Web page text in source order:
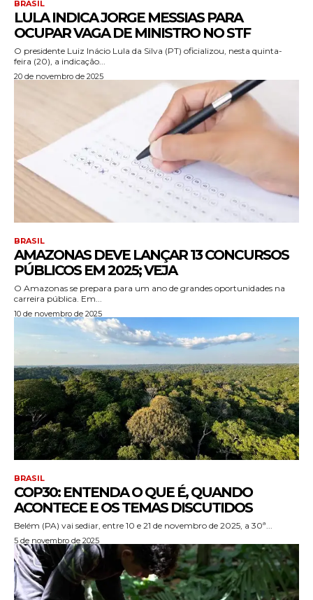
BRASIL
LULA INDICA JORGE MESSIAS PARA
OCUPAR VAGA DE MINISTRO NO STF
O presidente Luiz Inácio Lula da Silva (PT) oficializou, nesta quinta-
feira (20), a indicação...
20 de novembro de 2025
BRASIL
AMAZONAS DEVE LANÇAR 13 CONCURSOS
PÚBLICOS EM 2025; VEJA
O Amazonas se prepara para um ano de grandes oportunidades na
carreira pública. Em...
10 de novembro de 2025
BRASIL
COP30: ENTENDA O QUE É, QUANDO
ACONTECE E OS TEMAS DISCUTIDOS
Belém (PA) vai sediar, entre 10 e 21 de novembro de 2025, a 30ª...
5 de novembro de 2025